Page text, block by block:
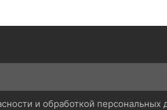
и обработкой персональных